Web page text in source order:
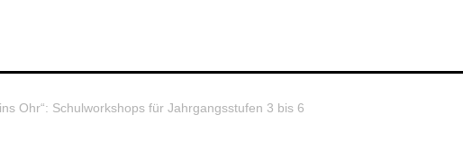
ins Ohr“: Schulworkshops für Jahrgangsstufen 3 bis 6